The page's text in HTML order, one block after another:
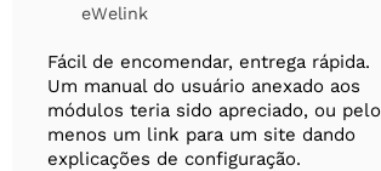
eWelink
Fácil de encomendar, entrega rápida.
Um manual do usuário anexado aos
módulos teria sido apreciado, ou pelo
menos um link para um site dando
explicações de configuração.